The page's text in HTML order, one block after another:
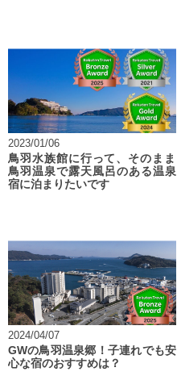
2023/01/06
鳥羽水族館に行って、そのまま
鳥羽温泉で露天風呂のある温泉
宿に泊まりたいです
2024/04/07
GWの鳥羽温泉郷！子連れでも安
心な宿のおすすめは？